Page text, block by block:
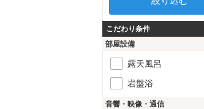
こだわり条件
部屋設備
露天風呂
岩盤浴
音響・映像・通信